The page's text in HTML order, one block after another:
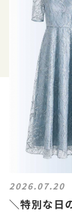
2026.07.20
＼特別な日